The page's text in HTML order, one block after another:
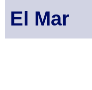
El Mar